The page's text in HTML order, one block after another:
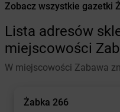
Zobacz wszystkie gazetki
Lista adresów
miejscowości
W miejscowości Zabawa
Żabka 266